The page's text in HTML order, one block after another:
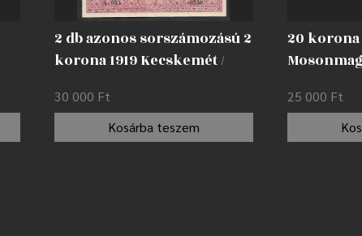
2 db azonos sorszámozású 2
korona 1919 Kecskemét /
érvénytelenítve AUNC
30 000 Ft
Kosárba teszem
20 korona
25 000 Ft